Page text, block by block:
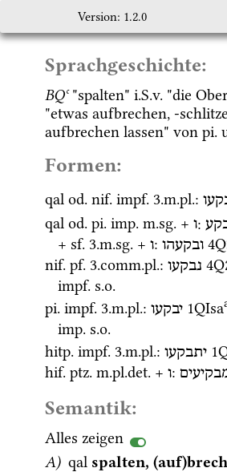
Version: 1.2.0
Sprachgeschichte:
BQʿ "spalten" i.S.v. "die
"etwas aufbrechen, -
aufbrechen lassen" von pi.
Formen:
qal od. nif. impf. 3.m.pl.:
qal od. pi. imp. m.sg. + ו:
+ sf. 3.m.sg. + ו: ובקעהו
nif. pf. 3.comm.pl.: נבקעו
impf. s.o.
pi. impf. 3.m.pl.: יבקעו 1QIsa
imp. s.o.
hitp. impf. 3.m.pl.: יתבקעו
hif. ptz. m.pl.det. + ו:
Semantik:
Alles zeigen
A) qal spalten,